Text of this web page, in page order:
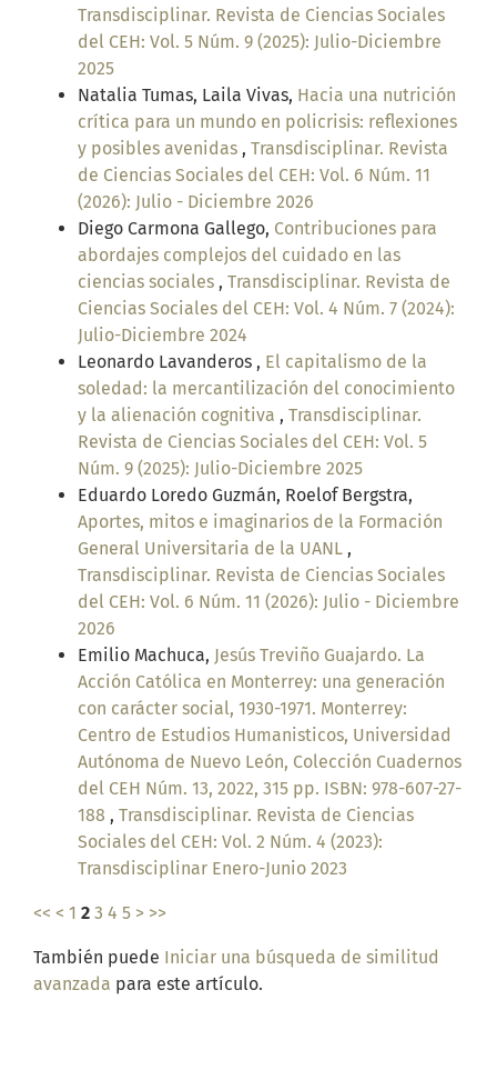
Transdisciplinar. Revista de Ciencias Sociales
del CEH: Vol. 5 Núm. 9 (2025): Julio-Diciembre
2025
Natalia Tumas, Laila Vivas, Hacia una nutrición
crítica para un mundo en policrisis: reflexiones
y posibles avenidas , Transdisciplinar. Revista
de Ciencias Sociales del CEH: Vol. 6 Núm. 11
(2026): Julio - Diciembre 2026
Diego Carmona Gallego, Contribuciones para
abordajes complejos del cuidado en las
ciencias sociales , Transdisciplinar. Revista de
Ciencias Sociales del CEH: Vol. 4 Núm. 7 (2024):
Julio-Diciembre 2024
Leonardo Lavanderos , El capitalismo de la
soledad: la mercantilización del conocimiento
y la alienación cognitiva , Transdisciplinar.
Revista de Ciencias Sociales del CEH: Vol. 5
Núm. 9 (2025): Julio-Diciembre 2025
Eduardo Loredo Guzmán, Roelof Bergstra,
Aportes, mitos e imaginarios de la Formación
General Universitaria de la UANL ,
Transdisciplinar. Revista de Ciencias Sociales
del CEH: Vol. 6 Núm. 11 (2026): Julio - Diciembre
2026
Emilio Machuca, Jesús Treviño Guajardo. La
Acción Católica en Monterrey: una generación
con carácter social, 1930-1971. Monterrey:
Centro de Estudios Humanisticos, Universidad
Autónoma de Nuevo León, Colección Cuadernos
del CEH Núm. 13, 2022, 315 pp. ISBN: 978-607-27-
188 , Transdisciplinar. Revista de Ciencias
Sociales del CEH: Vol. 2 Núm. 4 (2023):
Transdisciplinar Enero-Junio 2023
<< < 1 2 3 4 5 > >>
También puede Iniciar una búsqueda de similitud
avanzada para este artículo.